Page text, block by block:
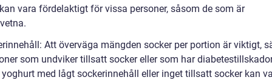
vara fördelaktigt för vissa personer, såsom de som är
Att överväga mängden socker per portion är viktigt,
som undviker tillsatt socker eller som har
med lågt sockerinnehåll eller inget tillsatt socker kan